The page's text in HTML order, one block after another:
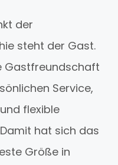
der
steht der Gast.
Gastfreundschaft
Service,
flexible
hat sich das
Größe in